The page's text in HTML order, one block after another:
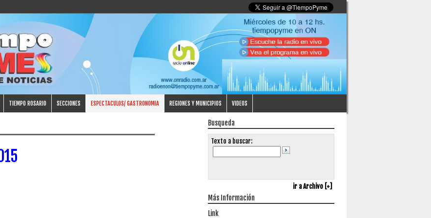
TIEMPO ROSARIO SECCIONES ESPECTACULOS/ GASTRONOMIA REGIONES Y MUNICIPIOS VIDEOS
Busqueda
Texto a buscar:
ir a Archivo [+]
Más Información
Link